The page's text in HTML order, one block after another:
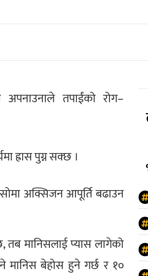
तपाईंको रोग–
ह्रास पुग्न सक्छ ।
अक्सिजन आपूर्ति बढाउन
तब मानिसलाई प्यास लागेको
मानिस बेहोस हुने गर्छ र १०